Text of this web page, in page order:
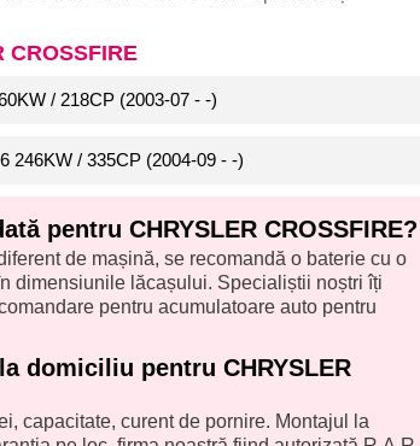
/ 218CP (2003-07 - -)
246KW / 335CP (2004-09 - -)
pentru CHRYSLER CROSSFIRE?
de mașină, se recomandă o baterie cu o
dimensiunile lăcașului. Specialiștii noștri îți
pentru acumulatoare auto pentru
domiciliu pentru CHRYSLER
capacitate, curent de pornire. Montajul la